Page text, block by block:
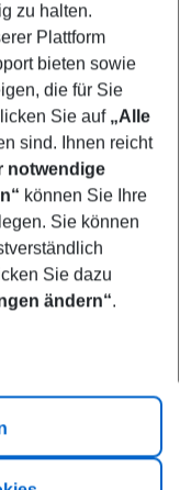
zu halten.
Plattform
bieten sowie
die für Sie
Sie auf „Alle
sind. Ihnen reicht
notwendige
können Sie Ihre
Sie können
Sie dazu
ändern“.